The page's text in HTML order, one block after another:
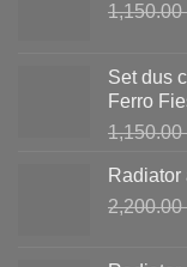
1,150.00
Set dus
Ferro
1,150.00
2,200.00